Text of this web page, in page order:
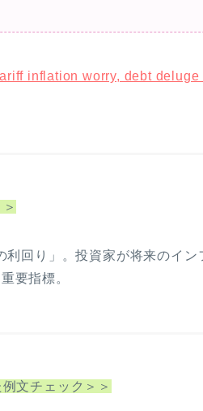
inflation worry, debt
回り」。投資家が将来のイン
要指標。
文チェック＞＞